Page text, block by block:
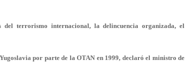
terrorismo internacional, la delincuencia organizada, el
por parte de la OTAN en 1999, declaró el ministro de